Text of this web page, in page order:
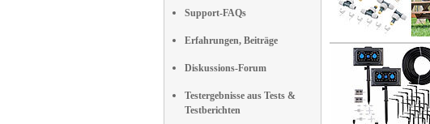
Support-FAQs
Erfahrungen, Beiträge
Diskussions-Forum
Testergebnisse aus Tests &
Testberichten